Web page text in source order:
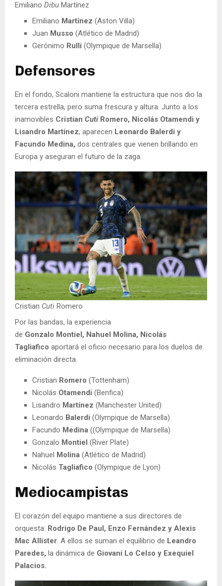
Emiliano Dibu Martínez
Emiliano Martínez (Aston Villa)
Juan Musso (Atlético de Madrid)
Gerónimo Rulli (Olympique de Marsella)
Defensores
En el fondo, Scaloni mantiene la estructura que nos dio la
tercera estrella, pero suma frescura y altura. Junto a los
inamovibles Cristian Cuti Romero, Nicolás Otamendi y
Lisandro Martínez, aparecen Leonardo Balerdi y
Facundo Medina, dos centrales que vienen brillando en
Europa y aseguran el futuro de la zaga.
Cristian Cuti Romero
Por las bandas, la experiencia
de Gonzalo Montiel, Nahuel Molina, Nicolás
Tagliafico aportará el oficio necesario para los duelos de
eliminación directa.
Cristian Romero (Tottenham)
Nicolás Otamendi (Benfica)
Lisandro Martínez (Manchester United)
Leonardo Balerdi (Olympique de Marsella)
Facundo Medina ((Olympique de Marsella)
Gonzalo Montiel (River Plate)
Nahuel Molina (Atlético de Madrid)
Nicolás Tagliafico (Olympique de Lyon)
Mediocampistas
El corazón del equipo mantiene a sus directores de
orquesta: Rodrigo De Paul, Enzo Fernández y Alexis
Mac Allister. A ellos se suman el equilibrio de Leandro
Paredes, la dinámica de Giovani Lo Celso y Exequiel
Palacios.